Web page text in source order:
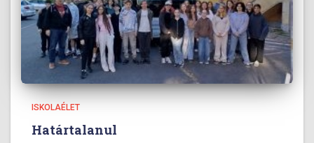
ISKOLAÉLET
Határtalanul